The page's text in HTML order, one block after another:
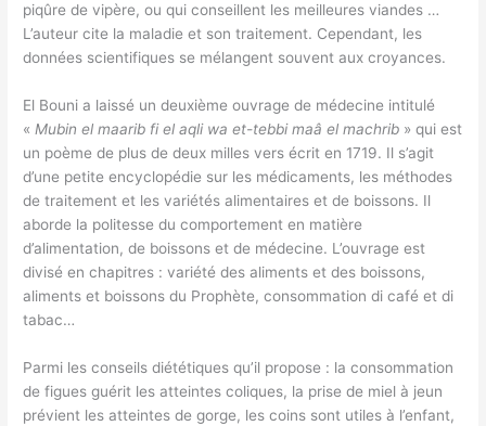
piqûre de vipère, ou qui conseillent les meilleures viandes …
L’auteur cite la maladie et son traitement. Cependant, les
données scientifiques se mélangent souvent aux croyances.
El Bouni a laissé un deuxième ouvrage de médecine intitulé
«Mubin el maarib fi el aqli wa et-tebbi maâ el machrib » qui est
un poème de plus de deux milles vers écrit en 1719. Il s’agit
d’une petite encyclopédie sur les médicaments, les méthodes
de traitement et les variétés alimentaires et de boissons. Il
aborde la politesse du comportement en matière
d’alimentation, de boissons et de médecine. L’ouvrage est
divisé en chapitres : variété des aliments et des boissons,
aliments et boissons du Prophète, consommation di café et di
tabac…
Parmi les conseils diététiques qu’il propose : la consommation
de figues guérit les atteintes coliques, la prise de miel à jeun
prévient les atteintes de gorge, les coins sont utiles à l’enfant,